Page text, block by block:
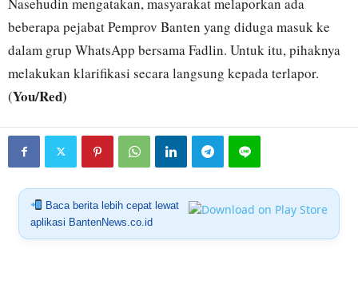
beberapa pejabat Pemprov Banten yang diduga masuk ke
dalam grup WhatsApp bersama Fadlin. Untuk itu, pihaknya
melakukan klarifikasi secara langsung kepada terlapor.
(You/Red)
Baca berita lebih cepat lewat
aplikasi BantenNews.co.id